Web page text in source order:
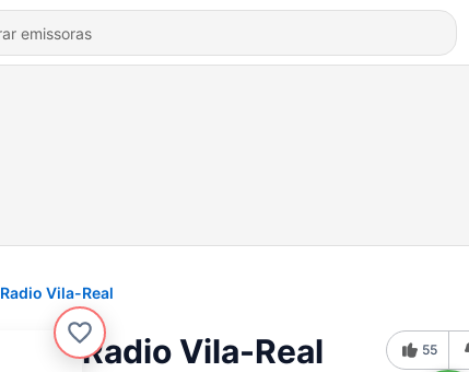
Radio Vila-Real
Radio Vila-Real 55